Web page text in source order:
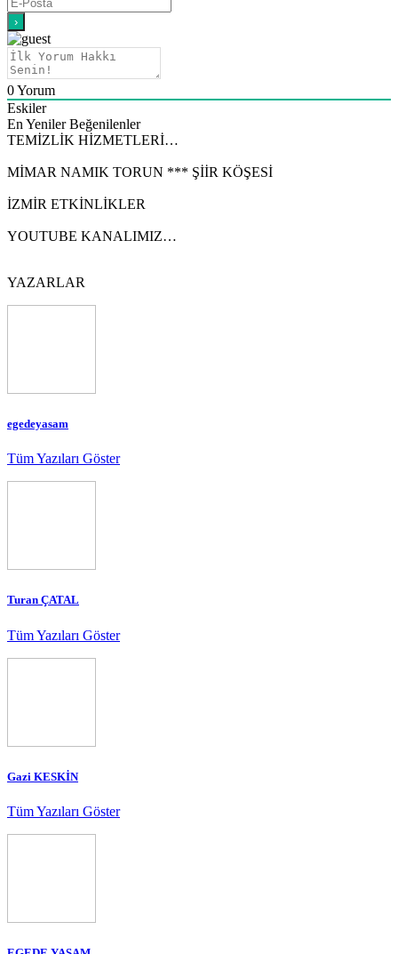
0Yorum
Eskiler
En Yeniler Beğenilenler
TEMİZLİK HİZMETLERİ…
MİMAR NAMIK TORUN *** ŞİİR KÖŞESİ
İZMİR ETKİNLİKLER
YOUTUBE KANALIMIZ…
YAZARLAR
egedeyasam
Tüm Yazıları Göster
Turan ÇATAL
Tüm Yazıları Göster
Gazi KESKİN
Tüm Yazıları Göster